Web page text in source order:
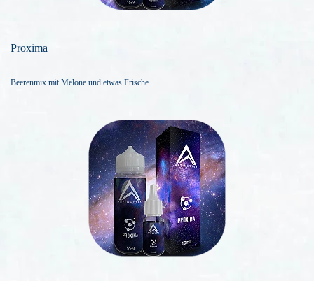
Proxima
Beerenmix mit Melone und etwas Frische.